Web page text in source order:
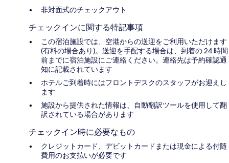
非対面式のチェックアウト
チェックインに関する特記事項
この宿泊施設では、空港からの送迎をご利用いただけます
(有料の場合あり)。送迎を手配する場合は、到着の 24 時間
前までに宿泊施設にご連絡ください。連絡先は予約確認通
知に記載されています
ホテルご到着時にはフロントデスクのスタッフがお迎えし
ます
施設から提供された情報は、自動翻訳ツールを使用して翻
訳されている場合があります
チェックイン時に必要なもの
クレジットカード、デビットカードまたは現金による付随
費用のお支払いが必要です